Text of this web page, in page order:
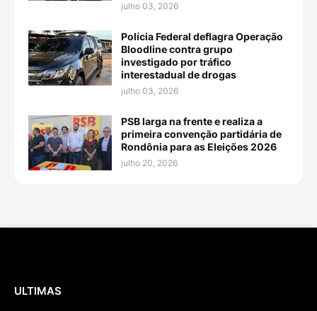
julho 03, 2026
Polícia Federal deflagra Operação
Bloodline contra grupo
investigado por tráfico
interestadual de drogas
julho 03, 2026
PSB larga na frente e realiza a
primeira convenção partidária de
Rondônia para as Eleições 2026
julho 20, 2026
ULTIMAS